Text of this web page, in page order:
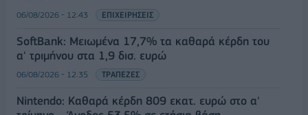
06/08/2026 - 12:43 ΕΠΙΧΕΙΡΗΣΕΙΣ
SoftBank: Μειωμένα 17,7% τα καθαρά κέρδη του
α' τριμήνου στα 1,9 δισ. ευρώ
06/08/2026 - 12:35 ΤΡΑΠΕΖΕΣ
Nintendo: Καθαρά κέρδη 809 εκατ. ευρώ στο α'